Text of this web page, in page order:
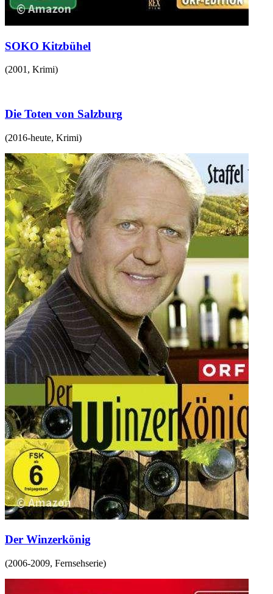
SOKO Kitzbühel
(2001 , Krimi)
Die Toten von Salzburg
(2016-heute, Krimi)
Der Winzerkönig
(2006-2009, Fernsehserie)